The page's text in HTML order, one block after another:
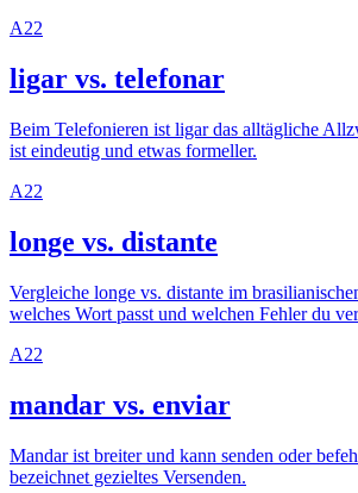
A22
ligar vs. telefonar
Beim Telefonieren ist ligar das alltägliche
ist eindeutig und etwas formeller.
A22
longe vs. distante
Vergleiche longe vs. distante im
welches Wort passt und welchen Fehler du
A22
mandar vs. enviar
Mandar ist breiter und kann senden oder
bezeichnet gezieltes Versenden.